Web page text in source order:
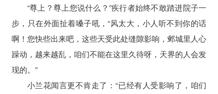
“尊上？尊上您说什么？”疾行者始终不敢踏进院子一
步，只在外面扯着嗓子吼，“风太大，小人听不到你的话
啊！您快些出来吧，这些天受此处缝隙影响，邺城里人心
躁动，越来越乱，咱们不能在这里久待呀，天界的人会发
现的。”
小兰花闻言更不肯走了：“已经有人受影响了，咱们